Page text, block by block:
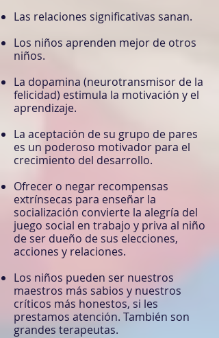
Las relaciones significativas sanan.
Los niños aprenden mejor de otros
niños.
La dopamina (neurotransmisor de la
felicidad) estimula la motivación y el
aprendizaje.
La aceptación de su grupo de pares
es un poderoso motivador para el
crecimiento del desarrollo.
Ofrecer o negar recompensas
extrínsecas para enseñar la
socialización convierte la alegría del
juego social en trabajo y priva al niño
de ser dueño de sus elecciones,
acciones y relaciones.
Los niños pueden ser nuestros
maestros más sabios y nuestros
críticos más honestos, si les
prestamos atención. También son
grandes terapeutas.